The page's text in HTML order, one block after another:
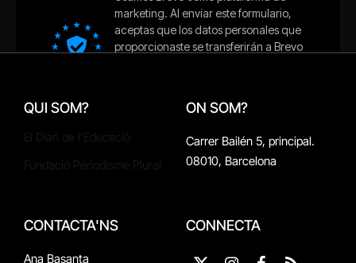
QUI SOM? ON SOM?
Carrer Bailén 5, principal.
08010, Barcelona
CONTACTA'NS
Ana Basanta
CONNECTA